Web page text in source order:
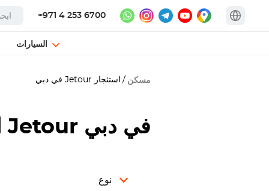
+971 4 253 6700
السيارات
مسكن استئجار Jetour في دبي
استئجارJetour في دبي
نوع